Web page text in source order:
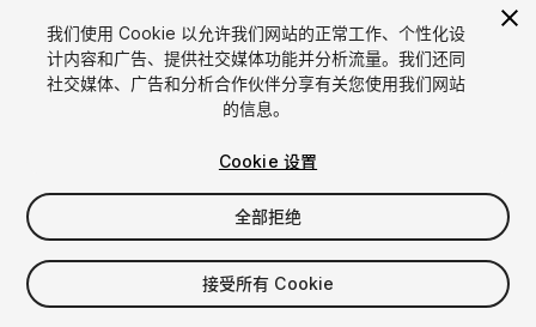
1/21
$10
增值税将在结算时计算
我们使用 Cookie 以允许我们网站的正常工作、个性化设
计内容和广告、提供社交媒体功能并分析流量。我们还同
社交媒体、广告和分析合作伙伴分享有关您使用我们网站
的信息。
Cookie 设置
全部拒绝
接受所有 Cookie